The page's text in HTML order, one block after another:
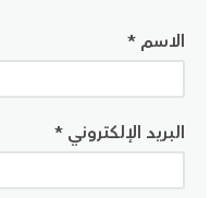
الاسم*
البريد الإلكتروني*